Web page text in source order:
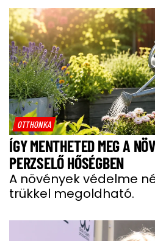
OTTHONKA
ÍGY MENTHETED MEG A
PERZSELŐ HŐSÉGBEN
A növények védelme
trükkel megoldható.